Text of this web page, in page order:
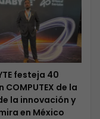
festeja 40
COMPUTEX de la
la innovación y
en México